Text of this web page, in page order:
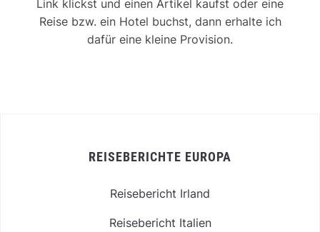
Link klickst und einen Artikel kaufst oder eine
Reise bzw. ein Hotel buchst, dann erhalte ich
dafür eine kleine Provision.
REISEBERICHTE EUROPA
Reisebericht Irland
Reisebericht Italien